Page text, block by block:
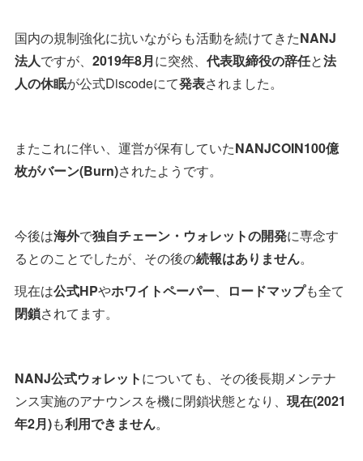
国内の規制強化に抗いながらも活動を続けてきたNANJ
法人ですが、 2019年8月に突然、 代表取締役の辞任と法
人の休眠が公式Discodeにて発表されました。
またこれに伴い、運営が保有していたNANJCOIN100億
枚がバーン(Burn)されたようです。
今後は海外で独自チェーン・ウォレットの開発に専念す
るとのことでしたが、その後の続報はありません。
現在は公式HPやホワイトペーパー、 ロードマップも全て
閉鎖されてます。
NANJ公式ウォレットについても、その後長期メンテナ
ンス実施のアナウンスを機に閉鎖状態となり、 現在(2021
年2月)も利用できません。